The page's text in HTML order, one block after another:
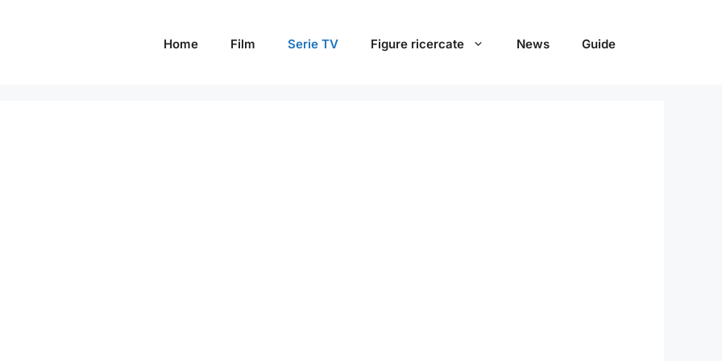
Home Film Serie TV Figure ricercate News Guide